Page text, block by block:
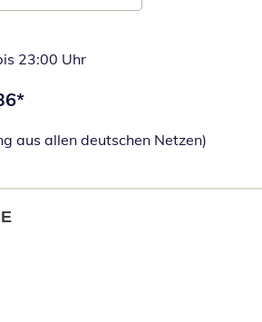
23:00 Uhr
*
aus allen deutschen Netzen)